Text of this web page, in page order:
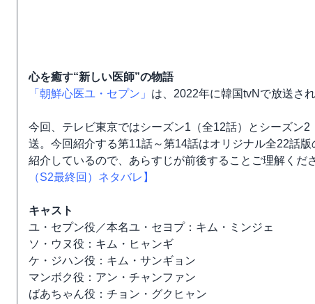
心を癒す“新しい医師”の物語
「朝鮮心医ユ・セプン」 は、2022年に韓国tvNで放送さ
今回、テレビ東京ではシーズン1（全12話）とシーズン
送。今回紹介する第11話～第14話はオリジナル全22話
紹介しているので、あらすじが前後することご理解くだ
（S2最終回）ネタバレ】
キャスト
ユ・セプン役／本名ユ・セヨプ：キム・ミンジェ
ソ・ウヌ役：キム・ヒャンギ
ケ・ジハン役：キム・サンギョン
マンボク役：アン・チャンファン
ばあちゃん役：チョン・グクヒャン